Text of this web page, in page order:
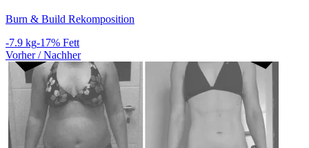
Burn & Build Rekomposition
-7.9 kg-17% Fett
Vorher / Nachher